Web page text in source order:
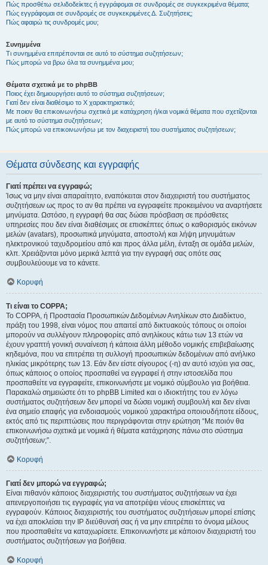
Πώς προσθέτω σελιδοδείκτες ή εγγράφομαι σε συνδρομές σε συγκεκριμένα θέματα;
Πώς εγγράφομαι σε συνδρομές σε συγκεκριμένες Δ. Συζητήσεις;
Πώς αφαιρώ τις συνδρομές μου;
Συνημμένα
Τι συνημμένα επιτρέπονται σε αυτό το σύστημα συζητήσεων;
Πώς μπορώ να βρω όλα τα συνημμένα μου;
Θέματα σχετικά με το phpBB
Ποιος έχει δημιουργήσει αυτό το σύστημα συζητήσεων;
Γιατί δεν είναι διαθέσιμο το Χ χαρακτηριστικό;
Με ποιον θα επικοινωνήσω σχετικά με κατάχρηση ή/και νομικά θέματα που σχετίζονται
με αυτό το σύστημα συζητήσεων;
Πώς μπορώ να επικοινωνήσω με τον διαχειριστή του συστήματος συζητήσεων;
Θέματα σύνδεσης και εγγραφής
Γιατί πρέπει να εγγραφώ;
Ίσως να μην είναι απαραίτητο, εναπόκειται στον διαχειριστή του συστήματος
συζητήσεων ως προς το αν θα πρέπει να εγγραφείτε προκειμένου να αναρτήσετε
μηνύματα. Ωστόσο, η εγγραφή θα σας δώσει πρόσβαση σε πρόσθετες
υπηρεσίες που δεν είναι διαθέσιμες σε επισκέπτες όπως ο καθορισμός εικόνων
μελών (avatars), προσωπικά μηνύματα, αποστολή και λήψη μηνυμάτων
ηλεκτρονικού ταχυδρομείου από και προς άλλα μέλη, ένταξη σε ομάδα μελών,
κλπ. Χρειάζονται μόνο μερικά λεπτά για την εγγραφή σας οπότε σας
συμβουλεύουμε να το κάνετε.
Κορυφή
Τι είναι το COPPA;
Το COPPA, ή Προστασία Προσωπικών Δεδομένων Ανηλίκων στο Διαδίκτυο,
πράξη του 1998, είναι νόμος που απαιτεί από δικτυακούς τόπους οι οποίοι
μπορούν να συλλέγουν πληροφορίες από ανηλίκους κάτω των 13 ετών να
έχουν γραπτή γονική συναίνεση ή κάποια άλλη μέθοδο νομικής επιβεβαίωσης
κηδεμόνα, που να επιτρέπει τη συλλογή προσωπικών δεδομένων από ανήλικο
ηλικίας μικρότερης των 13. Εάν δεν είστε σίγουρος (-η) αν αυτό ισχύει για σας,
όπως κάποιος ο οποίος προσπαθεί να εγγραφεί ή στην ιστοσελίδα που
προσπαθείτε να εγγραφείτε, επικοινωνήστε με νομικό σύμβουλο για βοήθεια.
Παρακαλώ σημειώστε ότι το phpBB Limited και ο ιδιοκτήτης του εν λόγω
συστήματος συζητήσεων δεν μπορεί να δώσει νομική συμβουλή και δεν είναι
ένα σημείο επαφής για ενδοιασμούς νομικού χαρακτήρα οποιουδήποτε είδους,
εκτός από τις περιπτώσεις που περιγράφονται στην ερώτηση “Με ποιόν θα
επικοινωνήσω σχετικά με νομικά ή θέματα κατάχρησης πάνω στο σύστημα
συζητήσεων;”.
Κορυφή
Γιατί δεν μπορώ να εγγραφώ;
Είναι πιθανόν κάποιος διαχειριστής του συστήματος συζητήσεων να έχει
απενεργοποιήσει τις εγγραφές για να αποτρέψει νέους επισκέπτες να
εγγραφούν. Κάποιος διαχειριστής του συστήματος συζητήσεων μπορεί επίσης
να έχει αποκλείσει την IP διεύθυνσή σας ή να μην επιτρέπει το όνομα μέλους
που προσπαθείτε να καταχωρίσετε. Επικοινωνήστε με κάποιον διαχειριστή του
συστήματος συζητήσεων για βοήθεια.
Κορυφή